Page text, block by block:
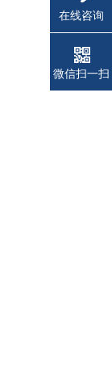
在线咨询
电话
电话
微信扫一扫